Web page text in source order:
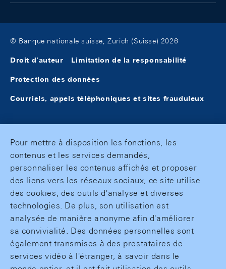
© Banque nationale suisse, Zurich (Suisse) 2026
Droit d'auteur Limitation de la responsabilité
Protection des données
Courriels, appels téléphoniques et sites frauduleux
Pour mettre à disposition les fonctions, les
contenus et les services demandés,
personnaliser les contenus affichés et proposer
des liens vers les réseaux sociaux, ce site utilise
des cookies, des outils d'analyse et diverses
technologies. De plus, son utilisation est
analysée de manière anonyme afin d'améliorer
sa convivialité. Des données personnelles sont
également transmises à des prestataires de
services vidéo à l'étranger, à savoir dans le